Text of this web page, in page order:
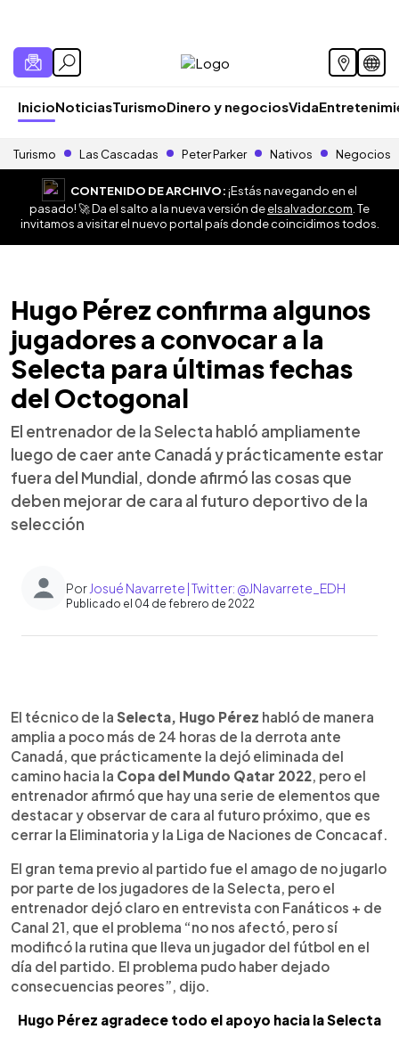
InicioNoticiasTurismoDinero y negociosVida
Turismo Las Cascadas Peter Parker Nativos Negocios
CONTENIDO DE ARCHIVO:¡Estás navegando en el
pasado! 🚀 Da el salto a la nueva versión deelsalvador.com . Te
invitamos a visitar el nuevo portal país donde coincidimos todos.
Hugo Pérez confirma algunos
jugadores a convocar a la
Selecta para últimas fechas
del Octogonal
El entrenador de la Selecta habló ampliamente
luego de caer ante Canadá y prácticamente estar
fuera del Mundial, donde afirmó las cosas que
deben mejorar de cara al futuro deportivo de la
selección
Por Josué Navarrete | Twitter: @JNavarrete_EDH
Publicado el 04 de febrero de 2022
► Escuchar artículo
El técnico de la Selecta, Hugo Pérez habló de manera
amplia a poco más de 24 horas de la derrota ante
Canadá, que prácticamente la dejó eliminada del
camino hacia la Copa del Mundo Qatar 2022, pero el
entrenador afirmó que hay una serie de elementos que
destacar y observar de cara al futuro próximo, que es
cerrar la Eliminatoria y la Liga de Naciones de Concacaf.
El gran tema previo al partido fue el amago de no jugarlo
por parte de los jugadores de la Selecta, pero el
entrenador dejó claro en entrevista con Fanáticos + de
Canal 21, que el problema “no nos afectó, pero sí
modificó la rutina que lleva un jugador del fútbol en el
día del partido. El problema pudo haber dejado
consecuencias peores”, dijo.
Hugo Pérez agradece todo el apoyo hacia la Selecta